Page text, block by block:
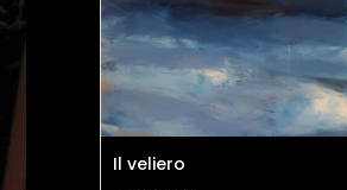
Il veliero